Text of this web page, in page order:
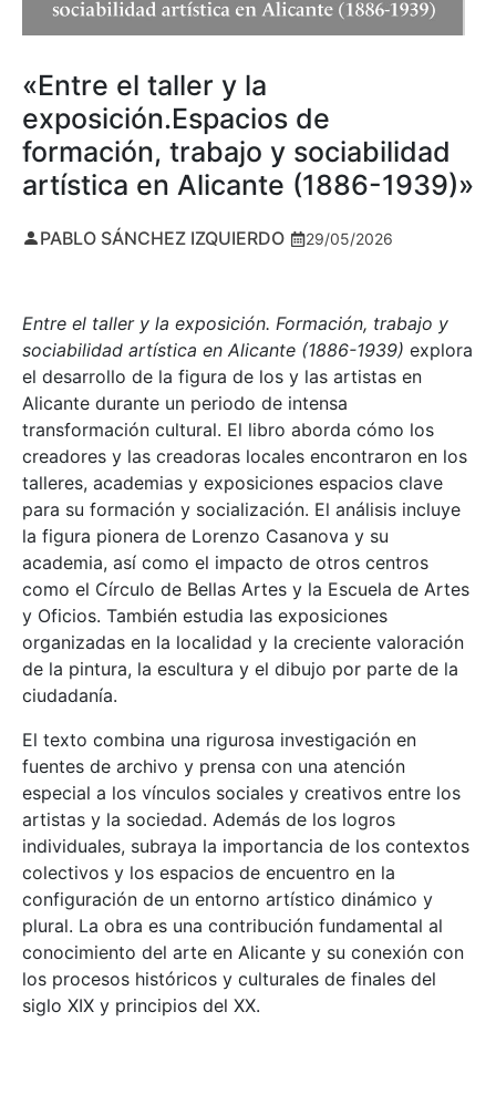
«Entre el taller y la
exposición.Espacios de
formación, trabajo y sociabilidad
artística en Alicante (1886-1939)»
PABLO SÁNCHEZ IZQUIERDO 29/05/2026
Entre el taller y la exposición. Formación, trabajo y
sociabilidad artística en Alicante (1886-1939) explora
el desarrollo de la figura de los y las artistas en
Alicante durante un periodo de intensa
transformación cultural. El libro aborda cómo los
creadores y las creadoras locales encontraron en los
talleres, academias y exposiciones espacios clave
para su formación y socialización. El análisis incluye
la figura pionera de Lorenzo Casanova y su
academia, así como el impacto de otros centros
como el Círculo de Bellas Artes y la Escuela de Artes
y Oficios. También estudia las exposiciones
organizadas en la localidad y la creciente valoración
de la pintura, la escultura y el dibujo por parte de la
ciudadanía.
El texto combina una rigurosa investigación en
fuentes de archivo y prensa con una atención
especial a los vínculos sociales y creativos entre los
artistas y la sociedad. Además de los logros
individuales, subraya la importancia de los contextos
colectivos y los espacios de encuentro en la
configuración de un entorno artístico dinámico y
plural. La obra es una contribución fundamental al
conocimiento del arte en Alicante y su conexión con
los procesos históricos y culturales de finales del
siglo XIX y principios del XX.